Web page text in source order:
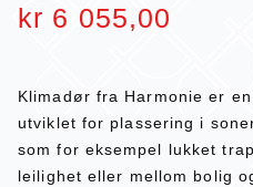
kr 6 055,00
Klimadør fra Harmonie er
utviklet for plassering i
som for eksempel lukket
leilighet eller mellom bolig